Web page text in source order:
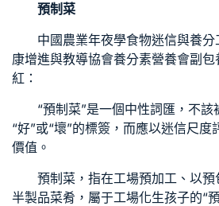
預制菜
中國農業年夜學食物迷信與養
康增進與教導協會養分素營養會副 包
紅：
“預制菜”是一個中性詞匯，不該
“好”或“壞”的標簽，而應以迷信尺
價值。
預制菜，指在工場預加工、以
半製品菜肴，屬于工場化生孩子的“